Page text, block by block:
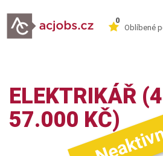
0
Oblíbené
ELEKTRIKÁŘ
57.000 KČ)